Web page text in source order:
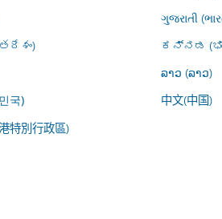
ગુજરાતી
ಕನ್ನಡ
ລາວ (ລາວ)
국) 中文(中国)
特別行政區)